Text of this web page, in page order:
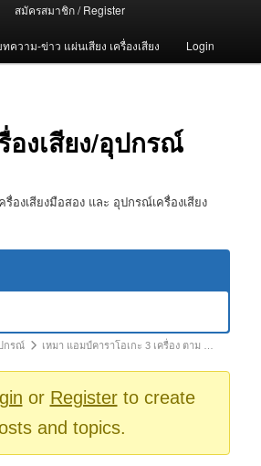
สมัครสมาชิก / Register
ความ-ข่าว แผ่นเสียง เครื่องเสียง Login
องเสียง/อุปกรณ์
องเสียงมือสอง และ อุปกรณ์เครื่องเสียง
กรณ์ เหมา แอมป์คาราโอเกะ 3 เครื่อง ตาม …
or Registerto create
and topics.